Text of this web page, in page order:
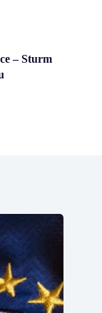
– Sturm